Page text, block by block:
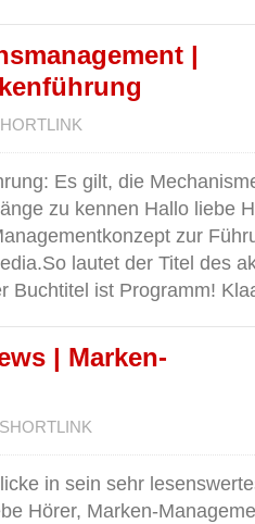
|
Es gilt, die
zu kennen Hallo liebe
zur
lautet der Titel des
Buchtitel ist Programm!
| Marken-
SHORTLINK
in sein sehr
Hörer, Marken-